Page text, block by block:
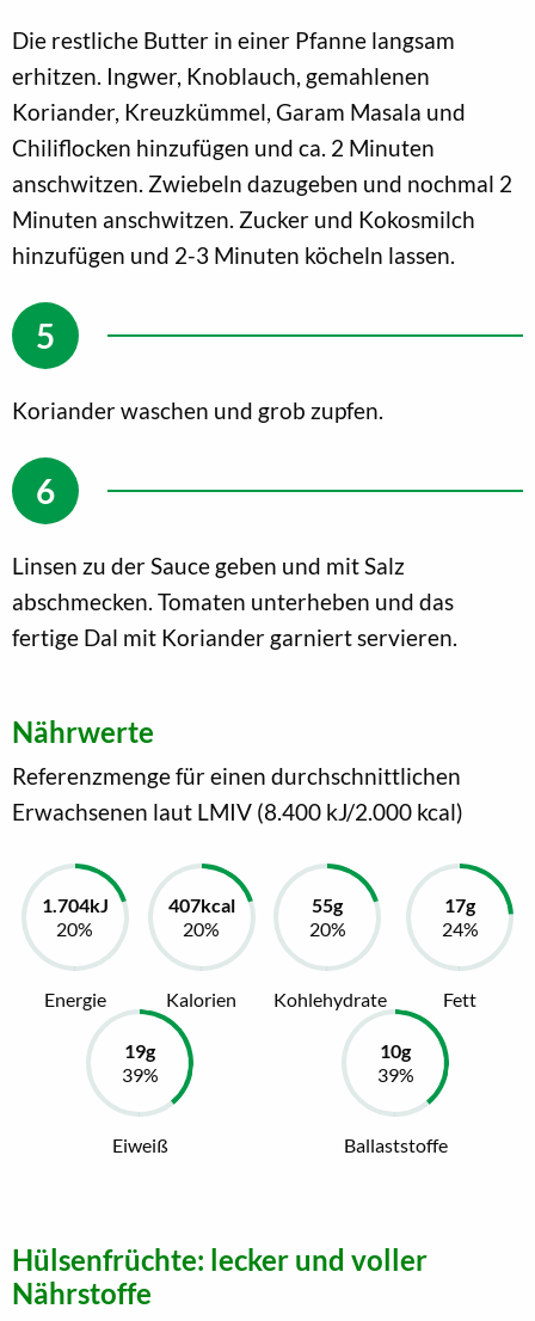
Die restliche Butter in einer Pfanne langsam
erhitzen. Ingwer, Knoblauch, gemahlenen
Koriander, Kreuzkümmel, Garam Masala und
Chiliflocken hinzufügen und ca. 2 Minuten
anschwitzen. Zwiebeln dazugeben und nochmal 2
Minuten anschwitzen. Zucker und Kokosmilch
hinzufügen und 2-3 Minuten köcheln lassen.
Koriander waschen und grob zupfen.
Linsen zu der Sauce geben und mit Salz
abschmecken. Tomaten unterheben und das
fertige Dal mit Koriander garniert servieren.
Nährwerte
Referenzmenge für einen durchschnittlichen
Erwachsenen laut LMIV (8.400 kJ/2.000 kcal)
Energie Kalorien Kohlehydrate Fett
Eiweiß Ballaststoffe
Hülsenfrüchte: lecker und voller
Nährstoffe